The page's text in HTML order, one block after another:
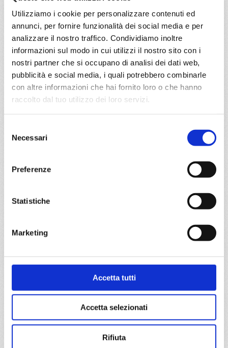
Utilizziamo i cookie per personalizzare contenuti ed
annunci, per fornire funzionalità dei social media e per
analizzare il nostro traffico. Condividiamo inoltre
informazioni sul modo in cui utilizzi il nostro sito con i
nostri partner che si occupano di analisi dei dati web,
pubblicità e social media, i quali potrebbero combinarle
con altre informazioni che hai fornito loro o che hanno
raccolto dal tuo utilizzo dei loro servizi.
delNecessari
Preferenze
Statistiche
Marketing
Accetta tutti
Accetta selezionati
Rifiuta
DETTAGLI
Mediterraneo5 giorni
daSavonacon Costa Diadema
Mediterraneo11 giorni
MSC Lirica
Said, Alessandria, Split croatia
06/12/2026